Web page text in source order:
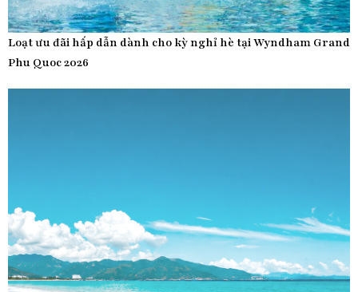
Loạt ưu đãi hấp dẫn dành cho kỳ nghỉ hè tại Wyndham Grand
Phu Quoc 2026